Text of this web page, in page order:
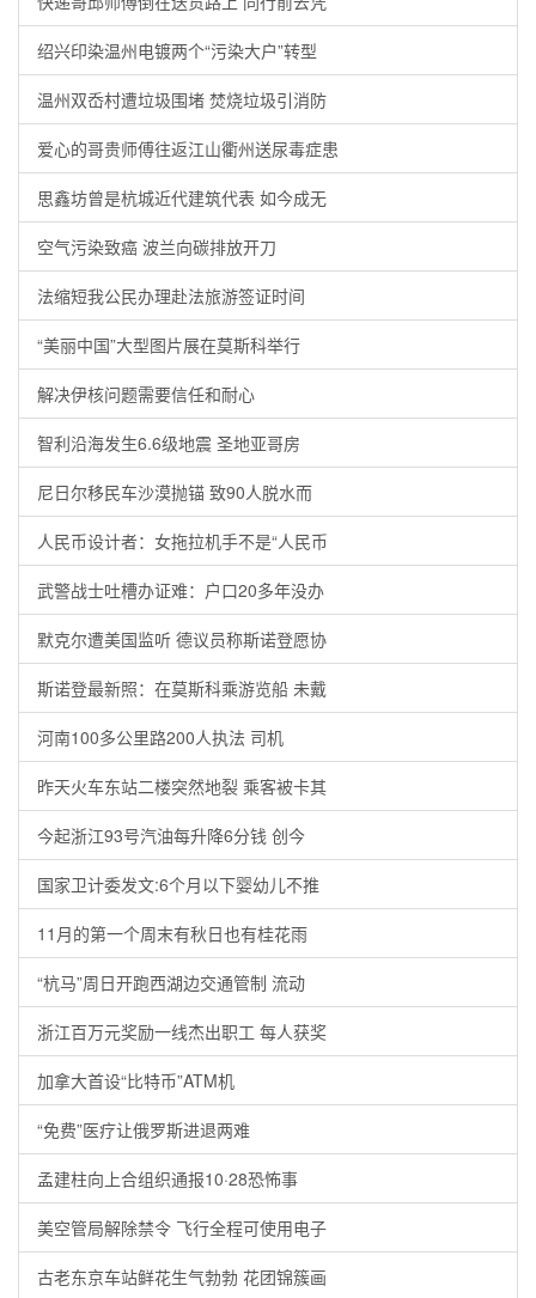
绍兴印染温州电镀两个“污染大户”转型
温州双岙村遭垃圾围堵 焚烧垃圾引消防
爱心的哥贵师傅往返江山衢州送尿毒症患
思鑫坊曾是杭城近代建筑代表 如今成无
空气污染致癌 波兰向碳排放开刀
法缩短我公民办理赴法旅游签证时间
“美丽中国”大型图片展在莫斯科举行
解决伊核问题需要信任和耐心
智利沿海发生6.6级地震 圣地亚哥房
尼日尔移民车沙漠抛锚 致90人脱水而
人民币设计者：女拖拉机手不是“人民币
武警战士吐槽办证难：户口20多年没办
默克尔遭美国监听 德议员称斯诺登愿协
斯诺登最新照：在莫斯科乘游览船 未戴
河南100多公里路200人执法 司机
昨天火车东站二楼突然地裂 乘客被卡其
今起浙江93号汽油每升降6分钱 创今
国家卫计委发文:6个月以下婴幼儿不推
11月的第一个周末有秋日也有桂花雨
“杭马”周日开跑西湖边交通管制 流动
浙江百万元奖励一线杰出职工 每人获奖
加拿大首设“比特币”ATM机
“免费”医疗让俄罗斯进退两难
孟建柱向上合组织通报10·28恐怖事
美空管局解除禁令 飞行全程可使用电子
古老东京车站鲜花生气勃勃 花团锦簇画